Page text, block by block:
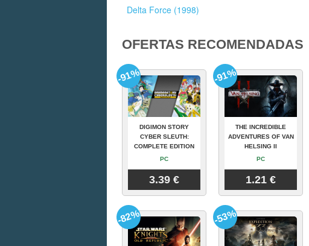
Delta Force (1998)
OFERTAS RECOMENDADAS
DIGIMON STORY
CYBER SLEUTH:
COMPLETE EDITION
PC
3.39 €
-91%
THE INCREDIBLE
ADVENTURES OF VAN
HELSING II
PC
1.21 €
-91%
-82% -53%